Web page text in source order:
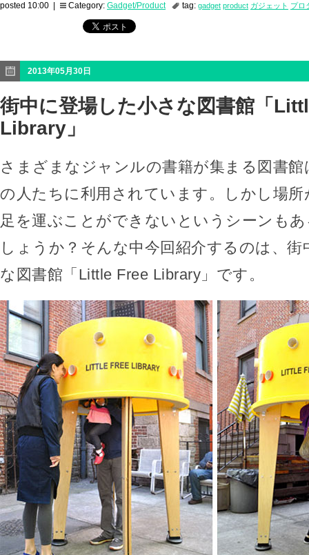
posted 10:00 | Category: Gadget/Product tag: gadget product ガジェット プロ
2013年05月30日
街中に登場した小さな図書館「
Library」
さまざまなジャンルの書籍が集まる図書館
の人たちに利用されています。しかし場
足を運ぶことができないというシーンも
しょうか？そんな中今回紹介するのは、街
な図書館「Little Free Library」です。